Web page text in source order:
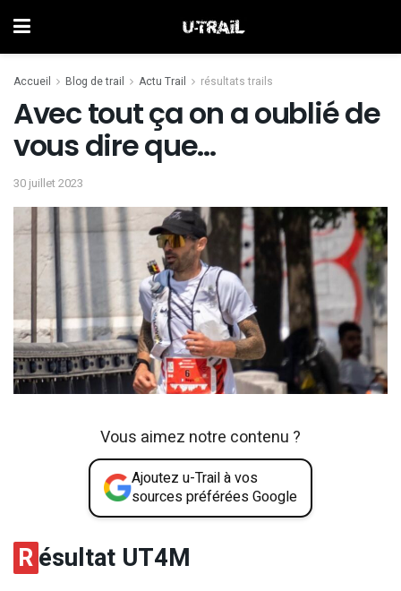
Accueil Blog de trail Actu Trail résultats trails
Avec tout ça on a oublié de
vous dire que…
30 juillet 2023
Vous aimez notre contenu ?
Ajoutez u-Trail à vos
sources préférées Google
Résultat UT4M